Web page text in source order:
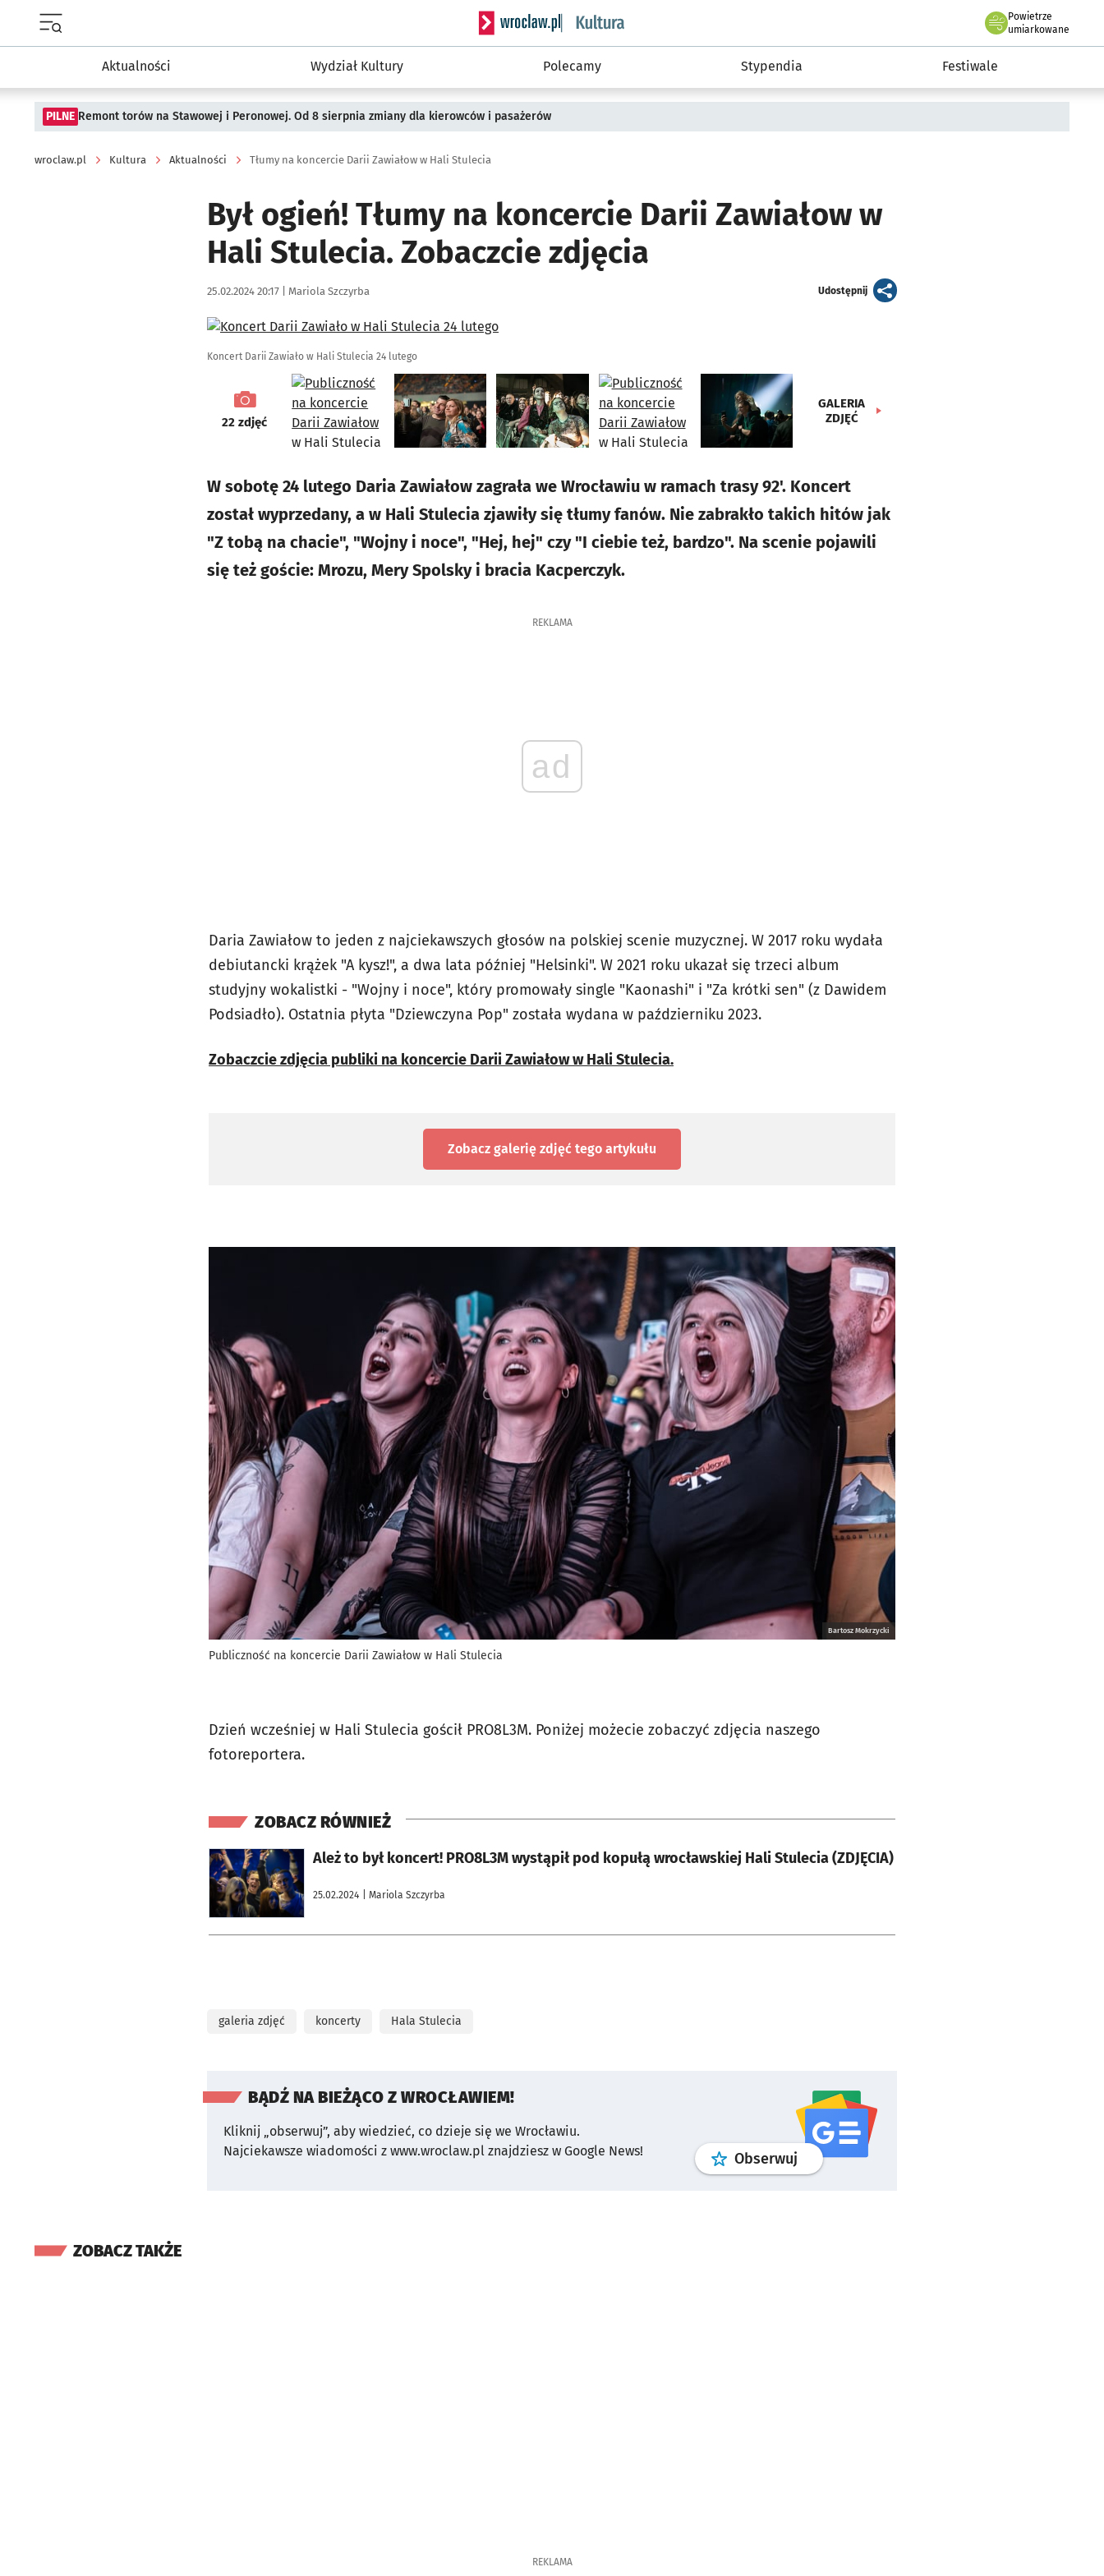
Serwis informacyjny wroclaw.pl podserwis: Kultura
Powietrze
we Wrocławiu
umiarkowane
Aktualności Wydział Kultury Polecamy Stypendia Festiwale
PILNE Remont torów na Stawowej i Peronowej. Od 8 sierpnia zmiany dla kierowców i pasażerów
wroclaw.pl Kultura Aktualności Tłumy na koncercie Darii Zawiałow w Hali Stulecia
Był ogień! Tłumy na koncercie Darii Zawiałow w
Hali Stulecia. Zobaczcie zdjęcia
Data publikacji:
25.02.2024 20:17 | Autor:
Mariola Szczyrba Udostępnijartykuł
Kliknij, aby zobaczyć galerię
Koncert Darii Zawiało w Hali Stulecia 24 lutego
galeria
22 zdjęć
GALERIA
ZDJĘĆ
W sobotę 24 lutego Daria Zawiałow zagrała we Wrocławiu w ramach trasy 92'. Koncert
został wyprzedany, a w Hali Stulecia zjawiły się tłumy fanów. Nie zabrakło takich hitów jak
"Z tobą na chacie", "Wojny i noce", "Hej, hej" czy "I ciebie też, bardzo". Na scenie pojawili
się też goście: Mrozu, Mery Spolsky i bracia Kacperczyk.
REKLAMA
ad
Daria Zawiałow to jeden z najciekawszych głosów na polskiej scenie muzycznej. W 2017 roku wydała
debiutancki krążek "A kysz!", a dwa lata później "Helsinki". W 2021 roku ukazał się trzeci album
studyjny wokalistki - "Wojny i noce", który promowały single "Kaonashi" i "Za krótki sen" (z Dawidem
Podsiadło). Ostatnia płyta "Dziewczyna Pop" została wydana w październiku 2023.
Zobaczcie zdjęcia publiki na koncercie Darii Zawiałow w Hali Stulecia.
Zobacz galerię zdjęć tego artykułu
Bartosz Mokrzycki
Publiczność na koncercie Darii Zawiałow w Hali Stulecia
Dzień wcześniej w Hali Stulecia gościł PRO8L3M. Poniżej możecie zobaczyć zdjęcia naszego
fotoreportera.
ZOBACZ RÓWNIEŻ
Ależ to był koncert! PRO8L3M wystąpił pod kopułą wrocławskiej Hali Stulecia (ZDJĘCIA)
25.02.2024 | Mariola Szczyrba
otworzy się w nowej karcie
galeria zdjęć koncerty Hala Stulecia
BĄDŹ NA BIEŻĄCO Z WROCŁAWIEM!
Kliknij „obserwuj”, aby wiedzieć, co dzieje się we Wrocławiu.
Najciekawsze wiadomości z www.wroclaw.pl znajdziesz w Google News!
Obserwuj profilgoogle news
ZOBACZ TAKŻE
REKLAMA